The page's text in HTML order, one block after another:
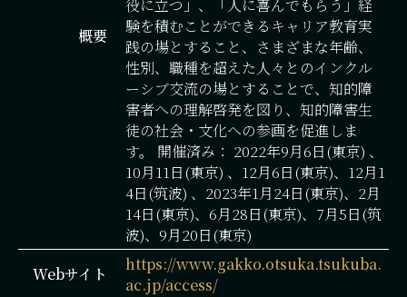
概要
役に立つ」、「人に喜んでもらう」経
験を積むことができるキャリア教育実
践の場とすること、さまざまな年齢、
性別、職種を超えた人々とのインクル
ーシブ交流の場とすることで、知的障
害者への理解啓発を図り、知的障害生
徒の社会・文化への参画を促進しま
す。 開催済み： 2022年9月6日(東京) 、
10月11日(東京) 、12月6日(東京)、12月1
4日(筑波) 、2023年1月24日(東京)、2月
14日(東京)、6月28日(東京)、7月5日(筑
波)、9月20日(東京)
Webサイト
https://www.gakko.otsuka.tsukuba.
ac.jp/access/